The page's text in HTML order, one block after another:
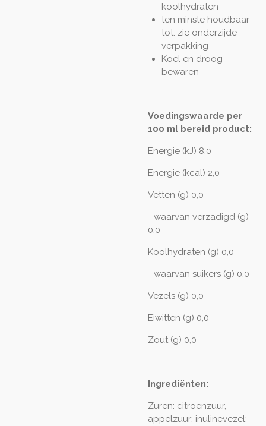
koolhydraten
ten minste houdbaar
tot: zie onderzijde
verpakking
Koel en droog
bewaren
Voedingswaarde per
100 ml bereid product:
Energie (kJ) 8,0
Energie (kcal) 2,0
Vetten (g) 0,0
- waarvan verzadigd (g)
0,0
Koolhydraten (g) 0,0
- waarvan suikers (g) 0,0
Vezels (g) 0,0
Eiwitten (g) 0,0
Zout (g) 0,0
Ingrediënten:
Zuren: citroenzuur,
appelzuur; inulinevezel;